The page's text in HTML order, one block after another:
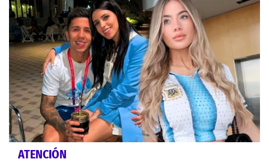
ATENCIÓN